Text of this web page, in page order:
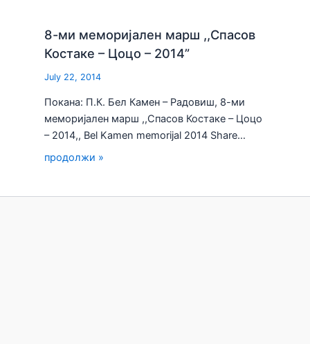
8-ми меморијален марш ,,Спасов
Костаке – Цоцо – 2014”
July 22, 2014
Покана: П.К. Бел Камен – Радовиш, 8-ми
меморијален марш ,,Спасов Костаке – Цоцо
– 2014,, Bel Kamen memorijal 2014 Share…
продолжи »